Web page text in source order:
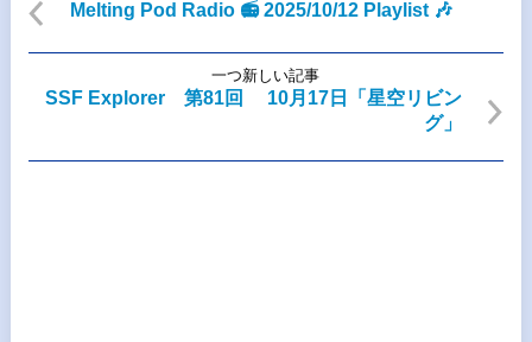
Melting Pod Radio 📻 2025/10/12 Playlist 🎶
一つ新しい記事
SSF Explorer 第81回 10月17日「星空リビン
グ」